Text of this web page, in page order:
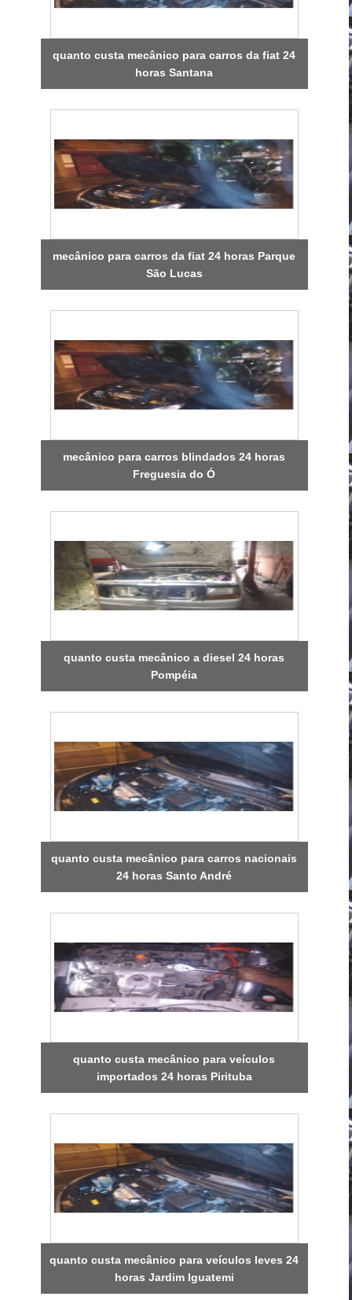
quanto custa mecânico para carros da fiat 24
horas Santana
mecânico para carros da fiat 24 horas Parque
São Lucas
mecânico para carros blindados 24 horas
Freguesia do Ó
quanto custa mecânico a diesel 24 horas
Pompéia
quanto custa mecânico para carros nacionais
24 horas Santo André
quanto custa mecânico para veículos
importados 24 horas Pirituba
quanto custa mecânico para veículos leves 24
horas Jardim Iguatemi